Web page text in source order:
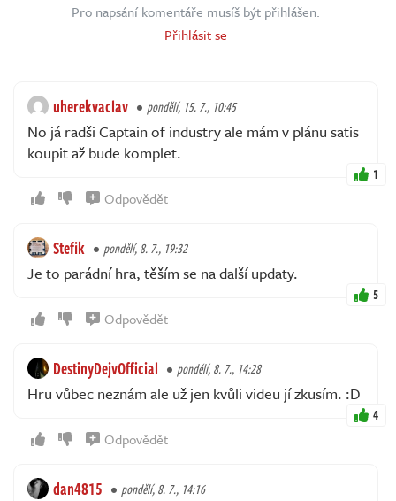
Pro napsání komentáře musíš být přihlášen.
Přihlásit se
uherekvaclav pondělí, 15. 7., 10:45
No já radši Captain of industry ale mám v plánu satis
koupit až bude komplet.
1
Odpovědět
Stefik pondělí, 8. 7., 19:32
Je to parádní hra, těším se na další updaty.
5
Odpovědět
DestinyDejvOfficial pondělí, 8. 7., 14:28
Hru vůbec neznám ale už jen kvůli videu jí zkusím. :D
4
Odpovědět
dan4815 pondělí, 8. 7., 14:16